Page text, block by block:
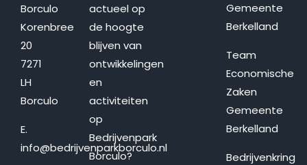
Borculo
Korenbree
20
7271
LH
Borculo
E.
info@bedrijvenparkborculo.nl
actueel op
de hoogte
blijven van
ontwikkelingen
en
activiteiten
op
Bedrijvenpark
Borculo?
Gemeente
Berkelland
Team
Economische
Zaken
Gemeente
Berkelland
Bedrijvenkring